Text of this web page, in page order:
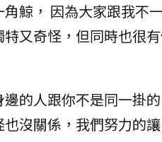
鯨， 因為大家跟我不
又奇怪，但同時也很
的人跟你不是同一掛
沒關係，我們努力的